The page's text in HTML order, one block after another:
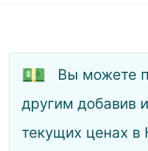
💵
Вы можете
другим добавив
текущих ценах в